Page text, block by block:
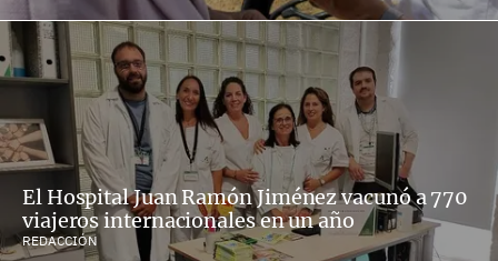
El Hospital Juan Ramón Jiménez vacunó a 770
viajeros internacionales en un año
REDACCIÓN